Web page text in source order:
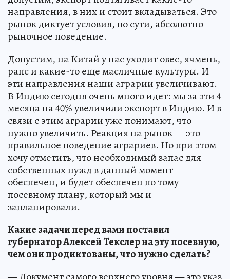
направления, в них и стоит вкладываться. Это
рынок диктует условия, по сути, абсолютно
рыночное поведение.
Допустим, на Китай у нас уходит овес, ячмень,
рапс и какие-то еще масличные культуры. И
эти направления наши аграрии увеличивают.
В Индию сегодня очень много идет: мы за эти 4
месяца на 40% увеличили экспорт в Индию. И в
связи с этим аграрии уже понимают, что
нужно увеличить. Реакция на рынок — это
правильное поведение аграриев. Но при этом
хочу отметить, что необходимый запас для
собственных нужд в данный момент
обеспечен, и будет обеспечен по тому
посевному плану, который мы и
запланировали.
Какие задачи перед вами поставил
губернатор Алексей Текслер на эту посевную,
чем они продиктованы, что нужно сделать?